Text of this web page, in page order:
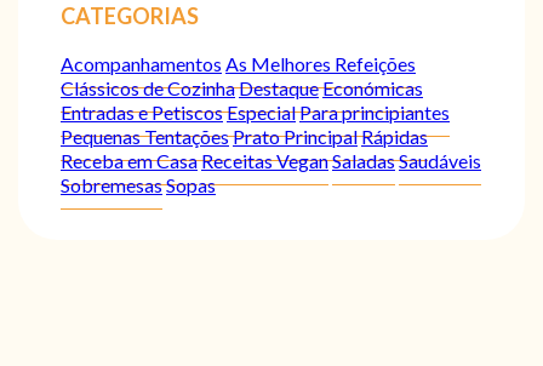
CATEGORIAS
Acompanhamentos As Melhores Refeições
Clássicos de CozinhaDestaqueEconómicas
Entradas e PetiscosEspecialPara principiantes
Pequenas TentaçõesPrato PrincipalRápidas
Receba em CasaReceitas VeganSaladasSaudáveis
SobremesasSopas